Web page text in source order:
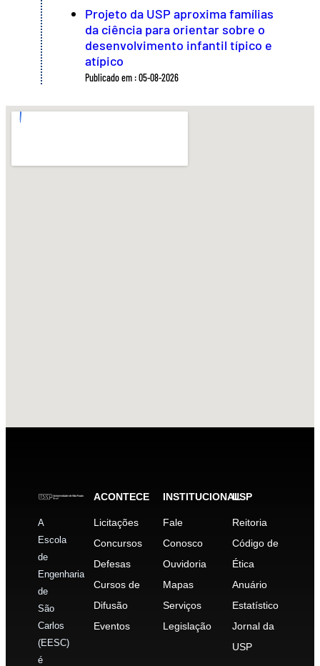
Projeto da USP aproxima famílias
da ciência para orientar sobre o
desenvolvimento infantil típico e
atípico
Publicado em : 05-08-2026
A
Escola
de
Engenharia
de
São
Carlos
(EESC)
é
ACONTECE
Licitações
Concursos
Defesas
Cursos de
Difusão
Eventos
INSTITUCIONAL
Fale
Conosco
Ouvidoria
Mapas
Serviços
Legislação
USP
Reitoria
Código de
Ética
Anuário
Estatístico
Jornal da
USP